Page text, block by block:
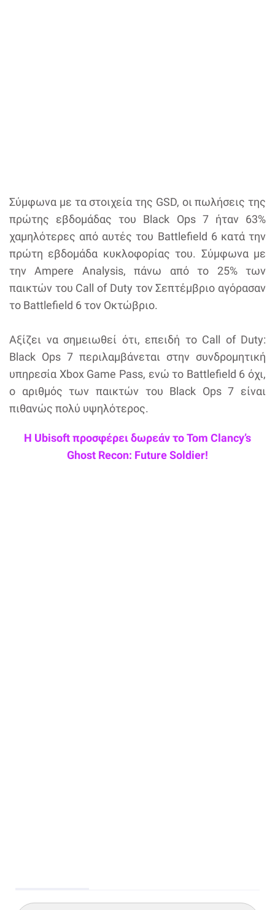
Σύμφωνα με τα στοιχεία της GSD, οι πωλήσεις της
πρώτης εβδομάδας του Black Ops 7 ήταν 63%
χαμηλότερες από αυτές του Battlefield 6 κατά την
πρώτη εβδομάδα κυκλοφορίας του. Σύμφωνα με
την Ampere Analysis, πάνω από το 25% των
παικτών του Call of Duty τον Σεπτέμβριο αγόρασαν
το Battlefield 6 τον Οκτώβριο.
Αξίζει να σημειωθεί ότι, επειδή το Call of Duty:
Black Ops 7 περιλαμβάνεται στην συνδρομητική
υπηρεσία Xbox Game Pass, ενώ το Battlefield 6 όχι,
ο αριθμός των παικτών του Black Ops 7 είναι
πιθανώς πολύ υψηλότερος.
Η Ubisoft προσφέρει δωρεάν το Tom Clancy’s
Ghost Recon: Future Soldier!